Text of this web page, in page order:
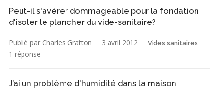
Peut-il s'avérer dommageable pour la fondation
d'isoler le plancher du vide-sanitaire?
Publié par Charles Gratton 3 avril 2012 Vides sanitaires
1 réponse
J’ai un problème d'humidité dans la maison